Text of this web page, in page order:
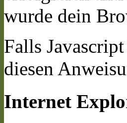
wurde dein
Falls
diesen
Internet